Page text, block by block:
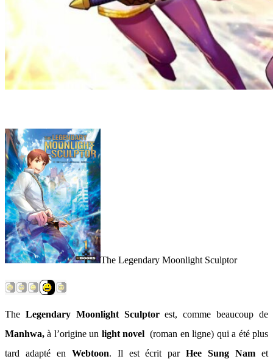
The Legendary Moonlight Sculptor
The Legendary Moonlight Sculptorest, comme beaucoup de
Manhwa, à l’origine un light novel (roman en ligne) qui a été plus
tard adapté en Webtoon. Il est écrit parHee Sung Nam et